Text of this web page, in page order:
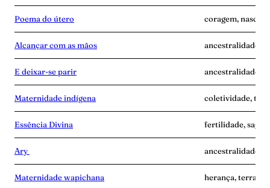
Poema do útero coragem,
Alcançar com as mãos ancestralidade,
E deixar-se parir ancestralidade,
Maternidade indígena coletividade,
Essência Divina fertilidade,
Ary ancestralidade,
Maternidade wapichana herança, terra-